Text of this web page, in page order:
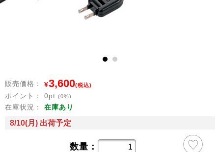
販売価格： ¥3,600(税込)
ポイント： 0pt (0%)
在庫状況： 在庫あり
8/10(月) 出荷予定
数量：